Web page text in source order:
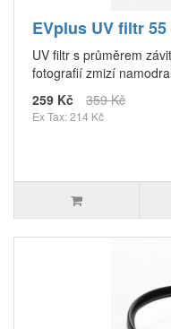
EVplus UV filtr 55
UV filtr s průměrem
fotografií zmizí
259 Kč
359 Kč
Ex Tax: 214 Kč